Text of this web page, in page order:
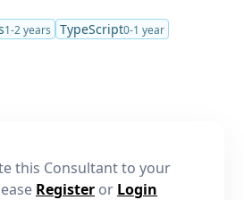
1-2 years TypeScript0-1 year
this Consultant to your
Register or Login